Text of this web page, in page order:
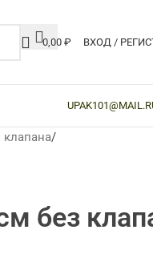
0,00 ₽ ВХОД /
клапана/
без